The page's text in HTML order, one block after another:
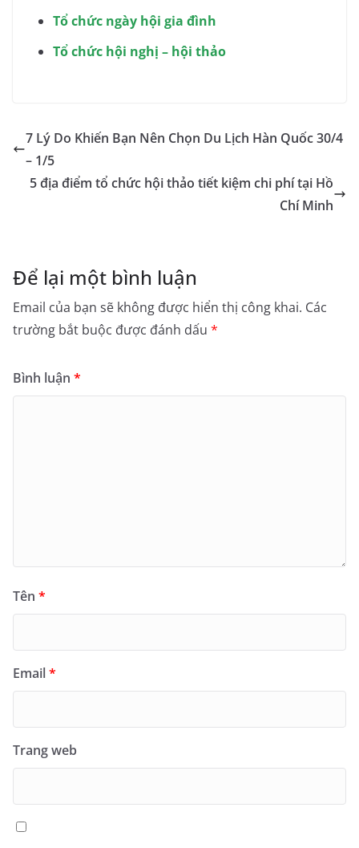
Tổ chức ngày hội gia đình
Tổ chức hội nghị – hội thảo
7 Lý Do Khiến Bạn Nên Chọn Du Lịch Hàn Quốc 30/4
– 1/5
5 địa điểm tổ chức hội thảo tiết kiệm chi phí tại Hồ
Chí Minh
Để lại một bình luận
Email của bạn sẽ không được hiển thị công khai. Các
trường bắt buộc được đánh dấu *
Bình luận *
Tên *
Email*
Trang web